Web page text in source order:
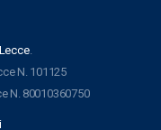
.
N. 101125
N. 80010360750